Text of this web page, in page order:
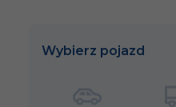
Wybierz pojazd